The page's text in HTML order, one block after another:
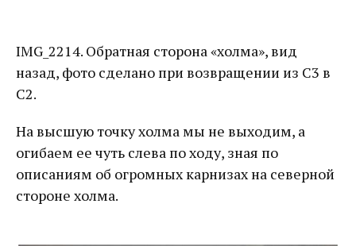
IMG_2214. Обратная сторона «холма», вид
назад, фото сделано при возвращении из C3 в
C2.
На высшую точку холма мы не выходим, а
огибаем ее чуть слева по ходу, зная по
описаниям об огромных карнизах на северной
стороне холма.